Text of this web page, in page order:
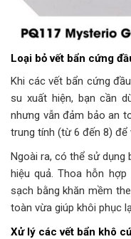
Loại bỏ vết bẩn cứng
Khi các vết bẩn cứng
su xuất hiện, bạn cần
nhưng vẫn đảm bảo an
trung tính (từ 6 đến 8) để
Ngoài ra, có thể sử dụng
hiệu quả. Thoa hỗn
sạch bằng khăn mềm
toàn vừa giúp khôi phục
Xử lý các vết bẩn khô